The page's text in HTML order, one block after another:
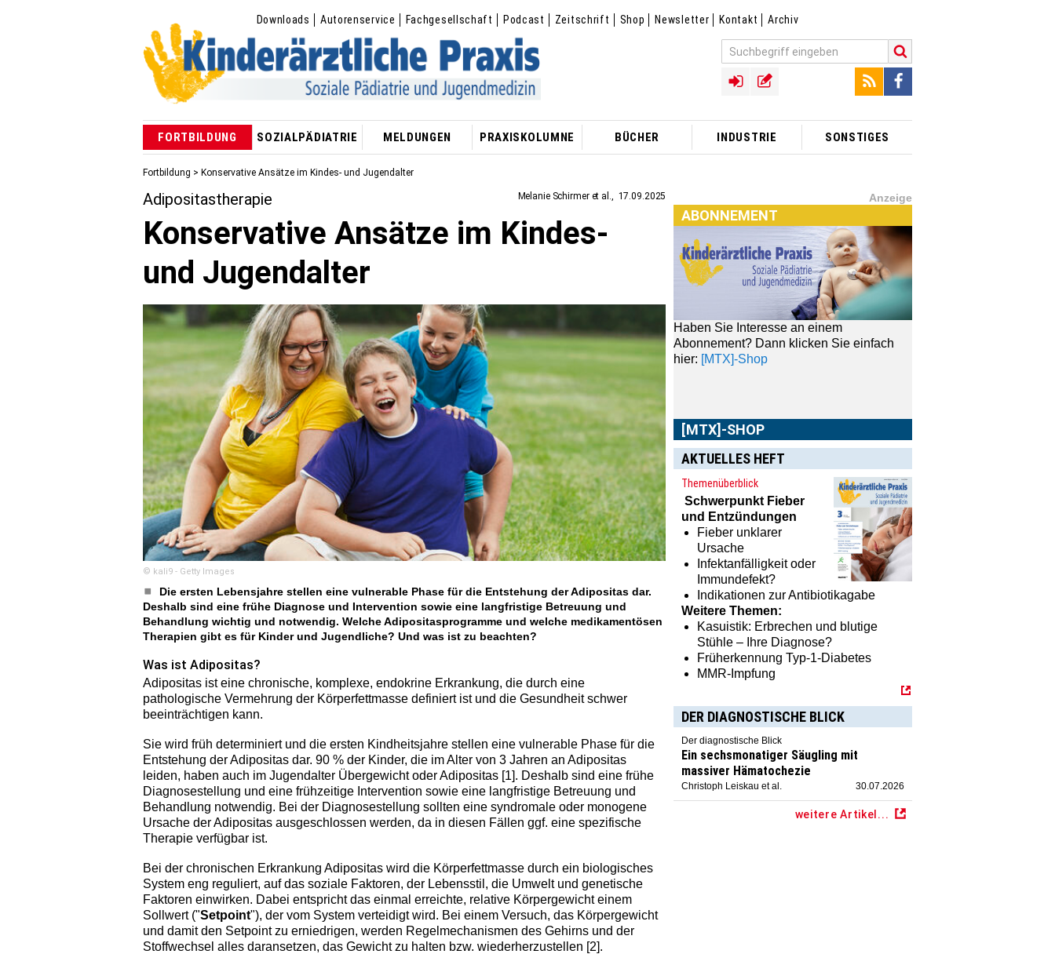
Downloads Autorenservice Fachgesellschaft Podcast Zeitschrift Shop Newsletter Kontakt Archiv
FORTBILDUNG SOZIALPÄDIATRIE MELDUNGEN PRAXISKOLUMNE BÜCHER INDUSTRIE SONSTIGES
Fortbildung > Konservative Ansätze im Kindes- und Jugendalter
Melanie Schirmer et al. 17.09.2025
Adipositastherapie
Konservative Ansätze im Kindes-
und Jugendalter
© kali9 - Getty Images
Die ersten Lebensjahre stellen eine vulnerable Phase für die Entstehung der Adipositas dar.
Deshalb sind eine frühe Diagnose und Intervention sowie eine langfristige Betreuung und
Behandlung wichtig und notwendig. Welche Adipositasprogramme und welche medikamentösen
Therapien gibt es für Kinder und Jugendliche? Und was ist zu beachten?
Was ist Adipositas?
Adipositas ist eine chronische, komplexe, endokrine Erkrankung, die durch eine
pathologische Vermehrung der Körperfettmasse definiert ist und die Gesundheit schwer
beeinträchtigen kann.
Sie wird früh determiniert und die ersten Kindheitsjahre stellen eine vulnerable Phase für die
Entstehung der Adipositas dar. 90 % der Kinder, die im Alter von 3 Jahren an Adipositas
leiden, haben auch im Jugendalter Übergewicht oder Adipositas [1]. Deshalb sind eine frühe
Diagnosestellung und eine frühzeitige Intervention sowie eine langfristige Betreuung und
Behandlung notwendig. Bei der Diagnosestellung sollten eine syndromale oder monogene
Ursache der Adipositas ausgeschlossen werden, da in diesen Fällen ggf. eine spezifische
Therapie verfügbar ist.
Bei der chronischen Erkrankung Adipositas wird die Körperfettmasse durch ein biologisches
System eng reguliert, auf das soziale Faktoren, der Lebensstil, die Umwelt und genetische
Faktoren einwirken. Dabei entspricht das einmal erreichte, relative Körpergewicht einem
Sollwert ("Setpoint"), der vom System verteidigt wird. Bei einem Versuch, das Körpergewicht
und damit den Setpoint zu erniedrigen, werden Regelmechanismen des Gehirns und der
Stoffwechsel alles daransetzen, das Gewicht zu halten bzw. wiederherzustellen [2].
Anzeige
ABONNEMENT
Haben Sie Interesse an einem
Abonnement? Dann klicken Sie einfach
hier:[MTX]-Shop
[MTX]-SHOP
finden Sie alle Produkte
aus unserem Verlagsprogramm: Bücher,
Zeitschriften oder Schulungsprogramme
sowie praktische Accessoires.
AKTUELLES HEFT
Themenüberblick
Schwerpunkt Fieber
und Entzündungen
Fieber unklarer
Ursache
Infektanfälligkeit oder
Immundefekt?
Indikationen zur Antibiotikagabe
Weitere Themen:
Kasuistik: Erbrechen und blutige
Stühle – Ihre Diagnose?
Früherkennung Typ-1-Diabetes
MMR-Impfung
DER DIAGNOSTISCHE BLICK
Der diagnostische Blick
Ein sechsmonatiger Säugling mit
massiver Hämatochezie
Christoph Leiskau et al. 30.07.2026
weitere Artikel...